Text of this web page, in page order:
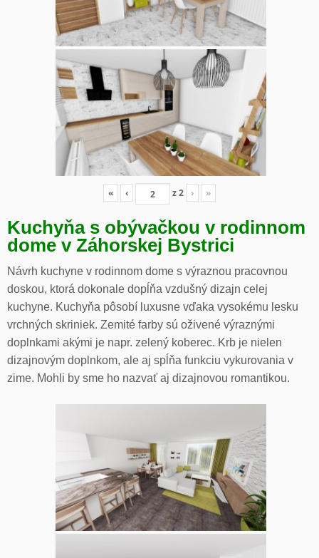
« ‹ z2 › »
Kuchyňa s obývačkou v rodinnom
dome v Záhorskej Bystrici
Návrh kuchyne v rodinnom dome s výraznou pracovnou
doskou, ktorá dokonale dopĺňa vzdušný dizajn celej
kuchyne. Kuchyňa pôsobí luxusne vďaka vysokému lesku
vrchných skriniek. Zemité farby sú oživené výraznými
doplnkami akými je napr. zelený koberec. Krb je nielen
dizajnovým doplnkom, ale aj spĺňa funkciu vykurovania v
zime. Mohli by sme ho nazvať aj dizajnovou romantikou.